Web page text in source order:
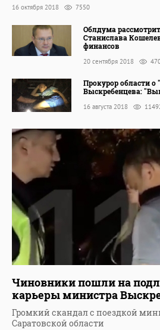
16 октября 2018 7550
Облдума
Станислава
финансов
20 сентября 2018
Прокурор области о
Выскребенцева:
16 августа 2018
Чиновники пошли на
карьеры министра
Громкий скандал с поездкой
Саратовской области